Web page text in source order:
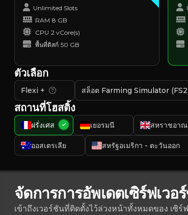
Unlimited Slots
RAM 8 GB
CPU 2 vCore(s)
พื้นที่ดิสก์ 50 GB
ตัวเลือก
Flexi + สล็อต Farming Simulator
สถานที่โฮสติ้ง
ฝรั่งเศส เยอรมนี สหราชอาณ
ออสเตรเลีย สหรัฐอเมริกา - ตะวันออก
จัดการการอัพเดตเซิร์ฟเว
เข้าถึงเวอร์ชันที่ติดตั้งไว้ล่วงหน้าทั้งหมดของ เซิ